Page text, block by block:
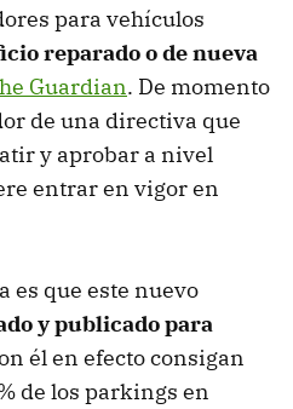
para vehículos
reparado o de nueva
Guardian. De momento
de una directiva que
y aprobar a nivel
entrar en vigor en
es que este nuevo
y publicado para
él en efecto consigan
de los parkings en